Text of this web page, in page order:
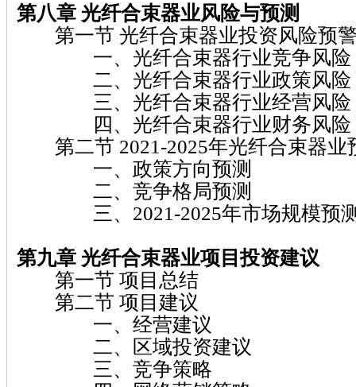
第八章 光纤合束器业风险与预测
第一节 光纤合束器业投资风险预
一、光纤合束器行业竞争风险
二、光纤合束器行业政策风险
三、光纤合束器行业经营风险
四、光纤合束器行业财务风险
第二节 2021-2025年光纤合束器业
一、政策方向预测
二、竞争格局预测
三、2021-2025年市场规模预
第九章 光纤合束器业项目投资建议
第一节 项目总结
第二节 项目建议
一、经营建议
二、区域投资建议
三、竞争策略